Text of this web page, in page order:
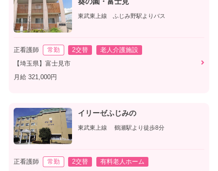
東武東上線 ふじみ野駅よりバス
正看護師 常勤 2交替
老人介護施設
【埼玉県】富士見市
月給 321,000円
イリーゼふじみの
東武東上線 鶴瀬駅より徒歩8分
正看護師 常勤 2交替
有料老人ホーム